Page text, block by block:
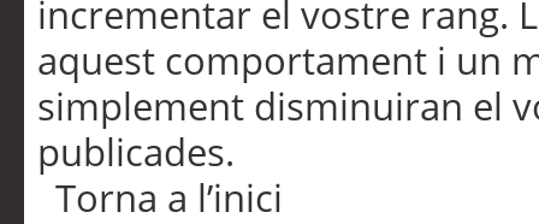
incrementar el vostre rang.
aquest comportament i un
simplement disminuiran el
publicades.
Torna a l’inici